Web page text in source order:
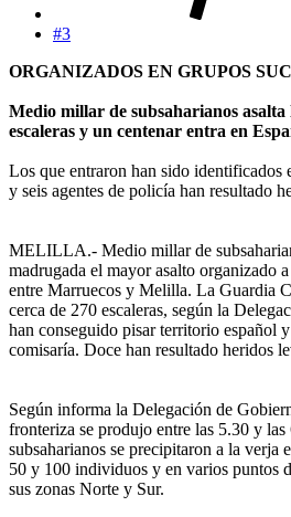
#3
ORGANIZADOS EN GRUPOS
Medio millar de subsaharianos
escaleras y un centenar entra en
Los que entraron han sido identificados
y seis agentes de policía han resultado
MELILLA.- Medio millar de
madrugada el mayor asalto organizado
entre Marruecos y Melilla. La Guardia
cerca de 270 escaleras, según la
han conseguido pisar territorio español
comisaría. Doce han resultado heridos
Según informa la Delegación de
fronteriza se produjo entre las 5.30 y
subsaharianos se precipitaron a la verja
50 y 100 individuos y en varios puntos
sus zonas Norte y Sur.